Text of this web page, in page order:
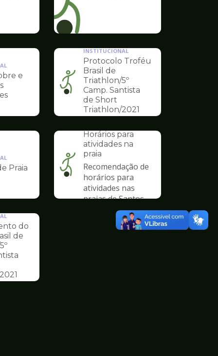
e
Ilustração
da
pagina
de
Esportes
INSTITUCIONAL
Protocolo Troféu
Brasil de
Triathlon/5º
Camp. Santista
de Short
Triathlon/2021
Praia
Ilustração
da
pagina
de
Horários para
atividades na
praia
Recomendação de
horários para
atividades nas
praias de Santos
do
de